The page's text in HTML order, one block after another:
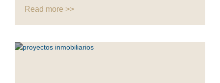
Read more >>